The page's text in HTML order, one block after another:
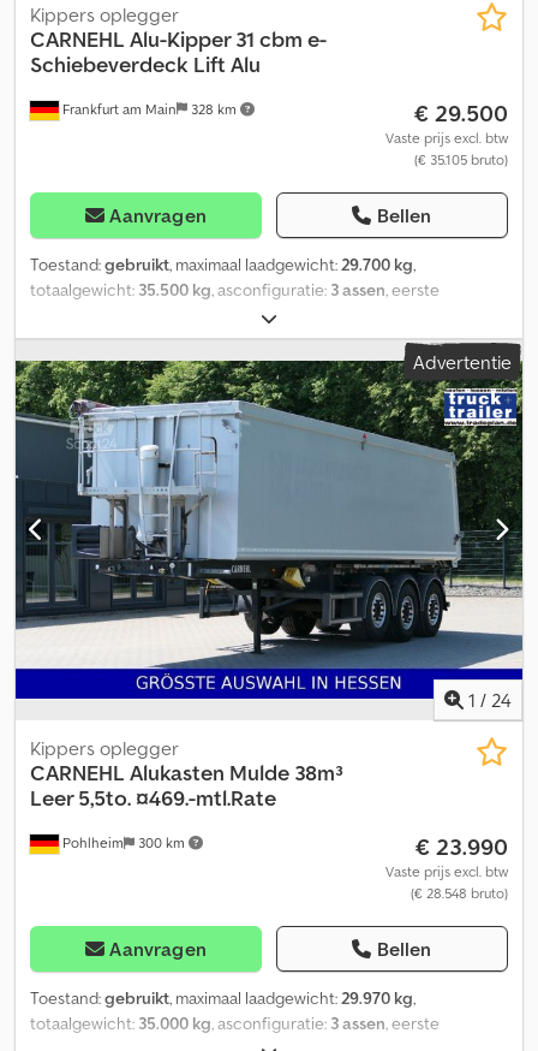
Frankfurt am Main 328 km
Kippers oplegger
CARNEHL Alu-Kipper 31 cbm e-
Schiebeverdeck Lift Alu
€ 29.500
Vaste prijs excl. btw
(€ 35.105 bruto)
Aanvragen Bellen
Toestand:gebruikt, maximaal laadgewicht: 29.700 kg,
totaalgewicht: 35.500 kg , asconfiguratie: 3 assen , eerste
, laadruimte lengte:
laadruimtebreedte:2.320 mm, laadruimtehoogte:1.800 mm,
laadruimte inhoud:31 m³, 3-assige kippersatteloplegger met
aluminium bak, laadvolume ca. 31 m³, tegenoverliggende
achterwand, elektrisch schuifdak, OKUSLIDE-bekleding, ladder
met houder aan de linkerzijde, 1e as liftbaar. Codpfx Agjzag Erj Ijha
----* Liftas * BPW-assen * Heffen- en dalenvoorziening voor
luchtvering * Schuifdak * Schijfremmen * Luchtvering *
Aluminium velgen * EBS * Zonder reservewiel ----Verkoop
uitsluitend aan zakelijke klanten! Geen garantie op de verstrekte
informatie! Tussentijdse verkoop voorbehouden! Onze algemene
voorwaarden zijn van toepassing! Wij doen u graag een lease- of
financieringsaanbod.
Advertentie
1 / 24
Pohlheim 300 km
Kippers oplegger
CARNEHL Alukasten Mulde 38m³
Leer 5,5to. ¤469.-mtl.Rate
€ 23.990
Vaste prijs excl. btw
(€ 28.548 bruto)
Aanvragen Bellen
Toestand:gebruikt, maximaal laadgewicht:29.970 kg,
totaalgewicht: 35.000 kg, asconfiguratie: 3 assen, eerste